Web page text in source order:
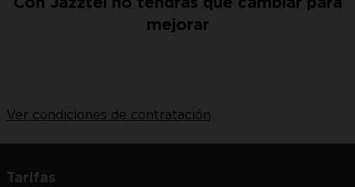
mejorar
Ver condiciones de contratación
Tarifas